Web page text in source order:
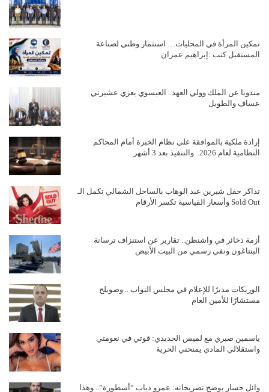
تمكين المرأة في المحليات… استثمار وطني لصناعة
المستقبل كتب :إبراهيم عمران
مندوبا عن الملك وولي العهد.. العيسوي يعزي عشيرتي
عساف والطويل
إرادة ملكية بالموافقة على نظام الخبرة أمام المحاكم
النظامية لعام 2026.. والتنفيذ بعد 3 أشهر
تذاكر حفل شيرين عبد الوهاب بالساحل الشمالي تكمل الـ
Sold Out وأسعار القياسية تكسر الأرقام
أزمة ذخائر في واشنطن.. تقارير عن استنزاف ترسانة
البنتاغون ونفي رسمي من البيت الأبيض
الوريكات مديرًا للإعلام في مجلس النواب .. وصويلح
مستشارًا للأمين العام
ياسمين صبري مع لميس الحديدي: قوتي في نعومتي
واستقلالي المادي يمنحني الحرية
وائل جسار يوضح تصريحاته: عمرو دياب “أسطورة”.. وهذا